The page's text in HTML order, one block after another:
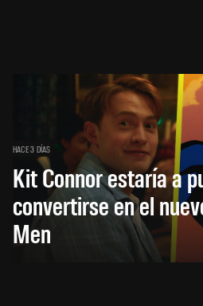
HACE 3 DÍAS
Kit Connor estaría a
convertirse en el
Men